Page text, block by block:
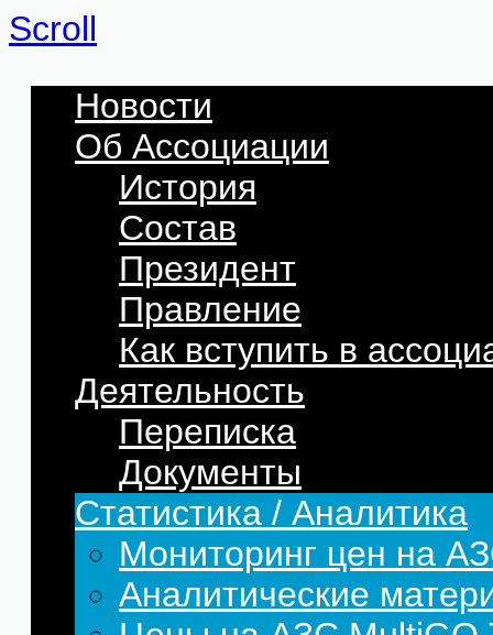
Scroll
Новости
Об Ассоциации
История
Состав
Президент
Правление
Как вступить в
Деятельность
Переписка
Документы
Статистика / Аналитика
Мониторинг цен на
Аналитические